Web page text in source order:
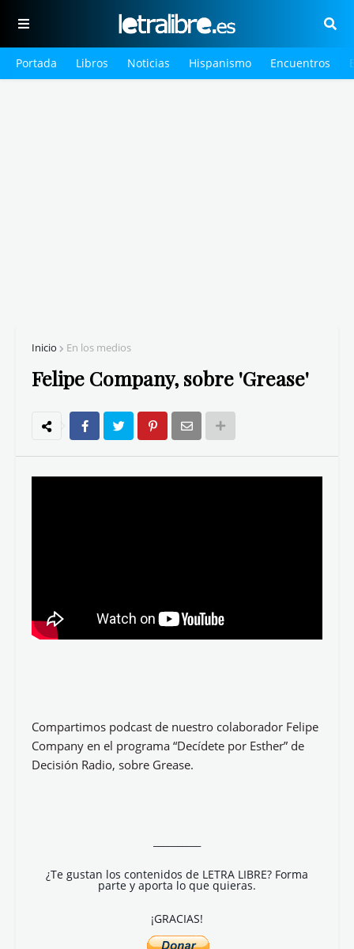
Portada Libros Noticias Hispanismo Encuentros
Inicio En los medios
Felipe Company, sobre 'Grease'
Compartimos podcast de nuestro colaborador Felipe
Company en el programa “Decídete por Esther” de
Decisión Radio, sobre Grease.
¿Te gustan los contenidos de LETRA LIBRE? Forma
parte y aporta lo que quieras.
¡GRACIAS!